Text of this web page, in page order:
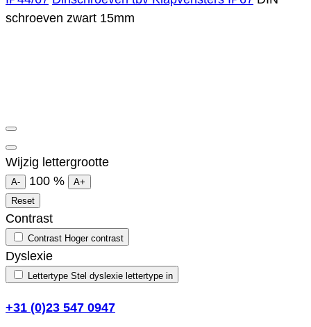
schroeven zwart 15mm
Wijzig lettergrootte
A- 100 %
A+
Reset
Contrast
Contrast Hoger contrast
Dyslexie
Lettertype Stel dyslexie lettertype in
+31 (0)23 547 0947